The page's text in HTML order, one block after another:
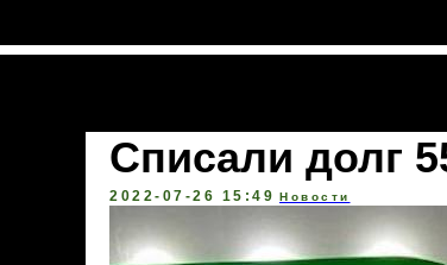
Списали долг
2022-07-26 15:49 Новости